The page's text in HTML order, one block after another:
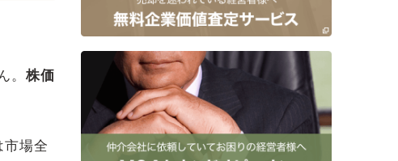
。株価
市場全